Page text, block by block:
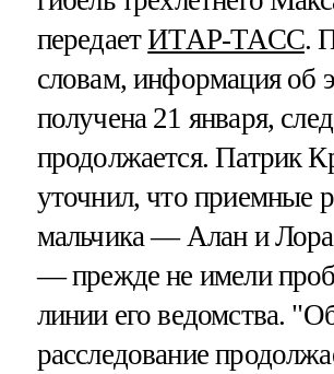
передаетИТАР-ТАСС.
словам, информация об
получена 21 января,
продолжается. Патрик
уточнил, что приемные
мальчика — Алан и
— прежде не имели
линии его ведомства.
расследование